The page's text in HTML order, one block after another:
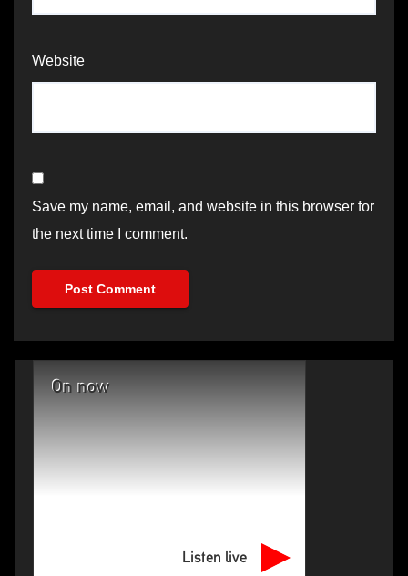
Website
Save my name, email, and website in this browser for
the next time I comment.
On now
Listen live